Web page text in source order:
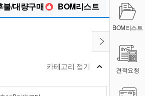
불/대량구매 BOM리스트
BOM리스트
견적요청
카테고리 접기